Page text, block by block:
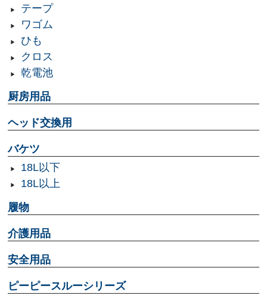
テープ
ワゴム
ひも
クロス
乾電池
厨房用品
ヘッド交換用
バケツ
18L以下
18L以上
履物
介護用品
安全用品
ピーピースルーシリーズ